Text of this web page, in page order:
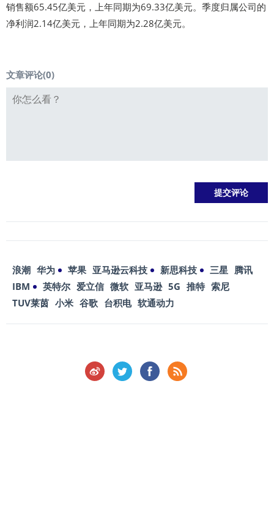
销售额65.45亿美元，上年同期为69.33亿美元。季度归属公司的
净利润2.14亿美元，上年同期为2.28亿美元。
文章评论(0)
浪潮 华为 苹果 亚马逊云科技 新思科技 三星 腾讯
IBM
英特尔 爱立信 微软 亚马逊 5G 推特 索尼
TUV莱茵 小米 谷歌 台积电 软通动力